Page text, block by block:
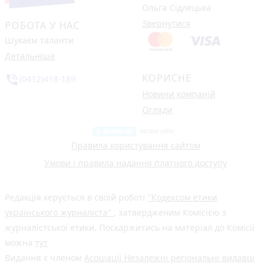
РОБОТА У НАС
Шукаєм таланти
Детальніше
Ольга Сідлецька
Звернутися
КОРИСНЕ
Новини компаній
Огляди
Правила користування сайтом
Умови і правила надання платного доступу
Редакція керується в своїй роботі "Кодексом етики
українського журналіста"
, затвердженим Комісією з
журналістської етики. Поскаржитись на матеріал до Комісії
можна тут
Видання є членом Асоціації Незалежні регіональні видавці